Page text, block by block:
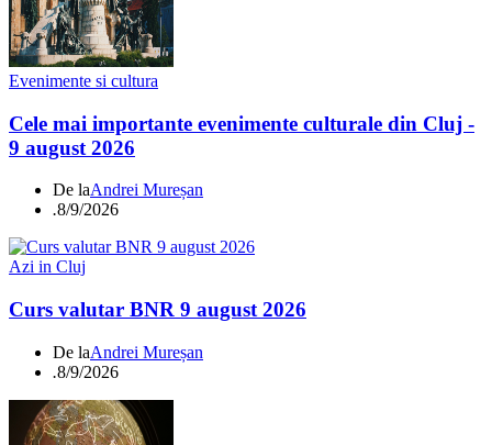
Evenimente si cultura
Cele mai importante evenimente culturale din Cluj -
9 august 2026
De laAndrei Mureșan
.8/9/2026
Azi in Cluj
Curs valutar BNR 9 august 2026
De laAndrei Mureșan
.8/9/2026